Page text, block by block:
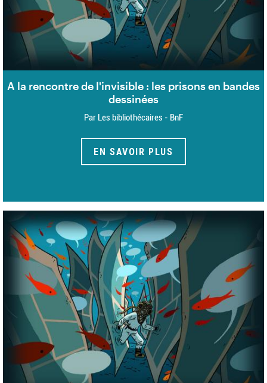
A la rencontre de l'invisible : les prisons en bandes
dessinées
Par Les bibliothécaires - BnF
EN SAVOIR PLUS